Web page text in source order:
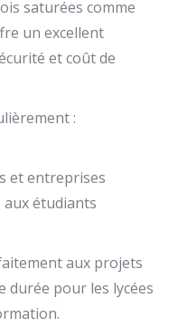
saturées comme
un excellent
et coût de
:
et entreprises
étudiants
aux projets
durée pour les lycées